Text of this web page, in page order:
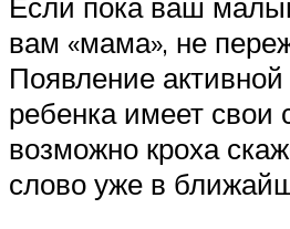
Если пока ваш
вам «мама», не
Появление
ребенка имеет свои
возможно кроха
слово уже в